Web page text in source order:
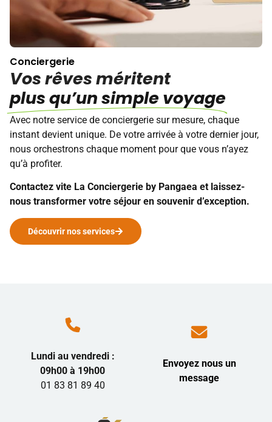
Conciergerie
Vos rêves méritent
plus qu’un simple voyage
Avec notre service de conciergerie sur mesure, chaque
instant devient unique. De votre arrivée à votre dernier jour,
nous orchestrons chaque moment pour que vous n’ayez
qu’à profiter.
Contactez vite La Conciergerie by Pangaea et laissez-
nous transformer votre séjour en souvenir d’exception.
Découvrir nos services
Lundi au vendredi :
09h00 à 19h00
01 83 81 89 40
Envoyez nous un
message